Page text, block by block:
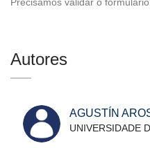
Precisamos validar o
Autores
AGUSTÍN
UNIVERSIDADE